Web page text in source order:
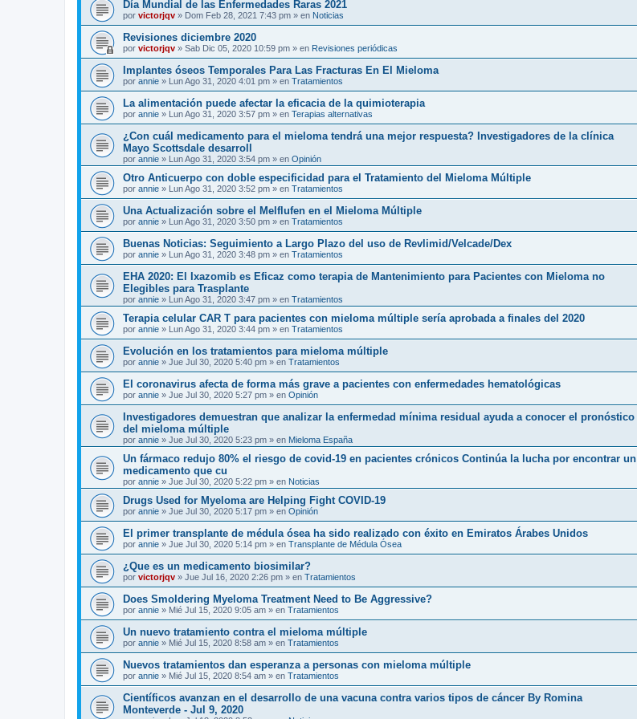
Día Mundial de las Enfermedades Raras 2021
por victorjqv » Dom Feb 28, 2021 7:43 pm » en Noticias
Revisiones diciembre 2020
por victorjqv » Sab Dic 05, 2020 10:59 pm » en Revisiones periódicas
Implantes óseos Temporales Para Las Fracturas En El Mieloma
por annie » Lun Ago 31, 2020 4:01 pm » en Tratamientos
La alimentación puede afectar la eficacia de la quimioterapia
por annie » Lun Ago 31, 2020 3:57 pm » en Terapias alternativas
¿Con cuál medicamento para el mieloma tendrá una mejor respuesta? Investigadores de la clínica
Mayo Scottsdale desarroll
por annie » Lun Ago 31, 2020 3:54 pm » en Opinión
Otro Anticuerpo con doble especificidad para el Tratamiento del Mieloma Múltiple
por annie » Lun Ago 31, 2020 3:52 pm » en Tratamientos
Una Actualización sobre el Melflufen en el Mieloma Múltiple
por annie » Lun Ago 31, 2020 3:50 pm » en Tratamientos
Buenas Noticias: Seguimiento a Largo Plazo del uso de Revlimid/Velcade/Dex
por annie » Lun Ago 31, 2020 3:48 pm » en Tratamientos
EHA 2020: El Ixazomib es Eficaz como terapia de Mantenimiento para Pacientes con Mieloma no
Elegibles para Trasplante
por annie » Lun Ago 31, 2020 3:47 pm » en Tratamientos
Terapia celular CAR T para pacientes con mieloma múltiple sería aprobada a finales del 2020
por annie » Lun Ago 31, 2020 3:44 pm » en Tratamientos
Evolución en los tratamientos para mieloma múltiple
por annie » Jue Jul 30, 2020 5:40 pm » en Tratamientos
El coronavirus afecta de forma más grave a pacientes con enfermedades hematológicas
por annie » Jue Jul 30, 2020 5:27 pm » en Opinión
Investigadores demuestran que analizar la enfermedad mínima residual ayuda a conocer el pronóstico
del mieloma múltiple
por annie » Jue Jul 30, 2020 5:23 pm » en Mieloma España
Un fármaco redujo 80% el riesgo de covid-19 en pacientes crónicos Continúa la lucha por encontrar un
medicamento que cu
por annie » Jue Jul 30, 2020 5:22 pm » en Noticias
Drugs Used for Myeloma are Helping Fight COVID-19
por annie » Jue Jul 30, 2020 5:17 pm » en Opinión
El primer transplante de médula ósea ha sido realizado con éxito en Emiratos Árabes Unidos
por annie » Jue Jul 30, 2020 5:14 pm » en Transplante de Médula Ósea
¿Que es un medicamento biosimilar?
por victorjqv » Jue Jul 16, 2020 2:26 pm » en Tratamientos
Does Smoldering Myeloma Treatment Need to Be Aggressive?
por annie » Mié Jul 15, 2020 9:05 am » en Tratamientos
Un nuevo tratamiento contra el mieloma múltiple
por annie » Mié Jul 15, 2020 8:58 am » en Tratamientos
Nuevos tratamientos dan esperanza a personas con mieloma múltiple
por annie » Mié Jul 15, 2020 8:54 am » en Tratamientos
Científicos avanzan en el desarrollo de una vacuna contra varios tipos de cáncer By Romina
Monteverde - Jul 9, 2020